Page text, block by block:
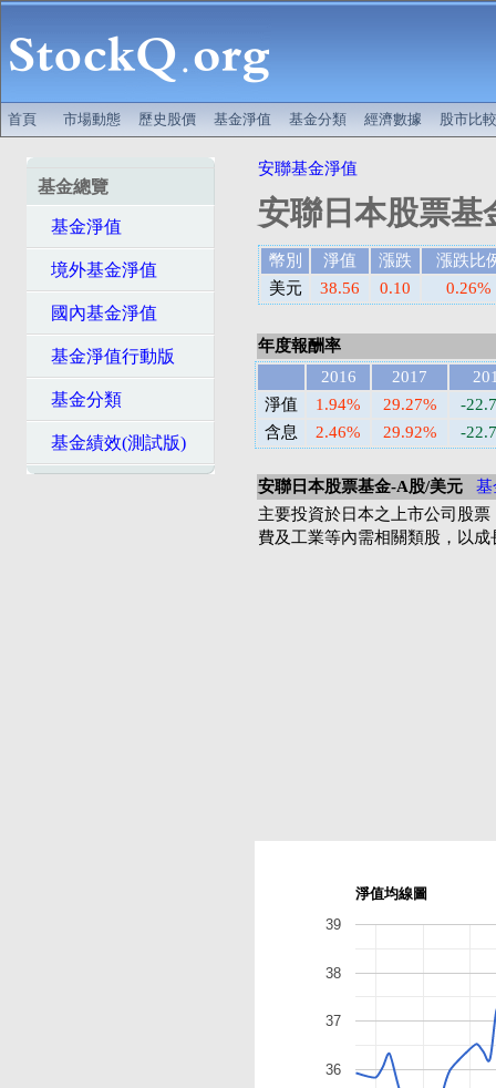
首頁 市場動態 歷史股價 基金淨值 基金分類 經濟數據 股市比較
基金總覽
基金淨值
境外基金淨值
國內基金淨值
基金淨值行動版
基金分類
基金績效(測試版)
安聯基金淨值
安聯日本股票基
幣別 淨值 漲跌
漲跌比
美元
38.56 0.10 0.26%
年度報酬率
2016
2017
淨值
1.94% 29.27%
-
含息
2.46% 29.92% -
安聯日本股票基金-A股/美元
基
主要投資於日本之上市公司股
費及工業等內需相關類股，以
淨值均線圖
36
37
38
39